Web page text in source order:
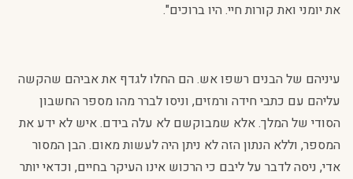
את יומני ואת קורות חיי. היו ברוכים".
עיניהם של הבנים רשפו אש. הם החלו לגדף את אביהם שהקשה
עליהם עם כתבי חידה ורמזים, וניסו לברר מהו מספר החשבון
הסודי של המלך. אלא שמבוקשם לא עלה בידם. איש לא ידע את
המספר, וללא הנתון הזה לא ניתן היה לעשות מאום. הבן המסור
אדי, ניסה לדבר על ליבם כי הרכוש אינו העיקר בחיים, וכדאי יותר